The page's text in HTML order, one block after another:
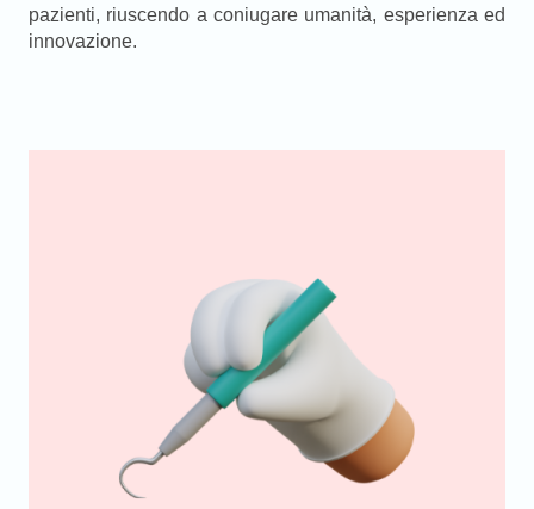
pazienti, riuscendo a coniugare umanità, esperienza ed
innovazione.